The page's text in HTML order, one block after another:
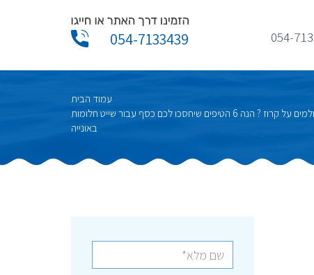
054-
054-7133439
עמוד הבית
חולמים על קרוז ? הנה 6 הטיפים שיחסכו לכם כסף עבור שייט חלומות
באונייה